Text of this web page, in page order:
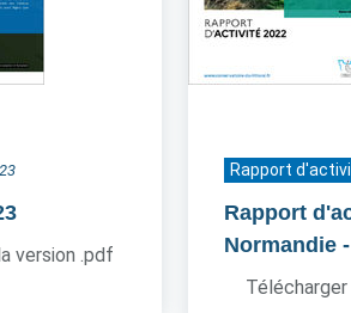
version .pdf
Rapport
Rapport
Normandie